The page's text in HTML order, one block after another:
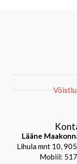
Lääne
Lihula mnt 10,
Mobiil: